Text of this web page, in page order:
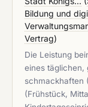
Bildung und
Vertrag)
Die Leistung
eines täglichen,
schmackhaften
(Frühstück,